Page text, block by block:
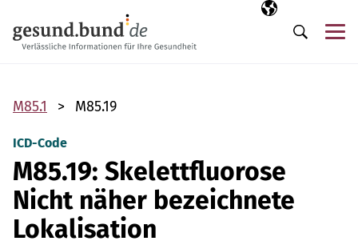
Ausgewählte
DE
Suche
M85.1 M85.19
ICD-Code
M85.19: Skelettfluorose
Nicht näher bezeichnete
Lokalisation